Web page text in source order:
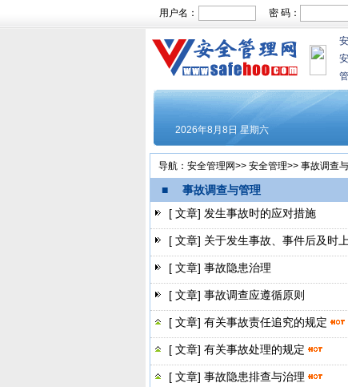
用户名： 密 码：
导航： 安全管理网>> 安全管理>> 事故调查
■ 事故调查与管理
[ 文章] 发生事故时的应对措施
[ 文章] 关于发生事故、事件后及时
[ 文章] 事故隐患治理
[ 文章] 事故调查应遵循原则
[ 文章] 有关事故责任追究的规定
[ 文章] 有关事故处理的规定
[ 文章] 事故隐患排查与治理